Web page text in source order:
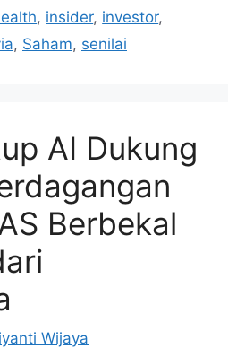
, insider, investor,
, Saham, senilai
AI Dukung
Berbekal
Wijaya